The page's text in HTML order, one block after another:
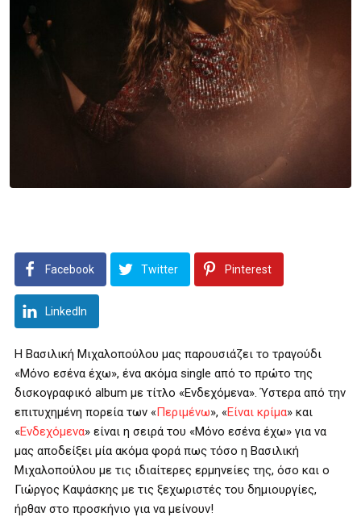
Facebook Twitter Pinterest
LinkedIn
Η Βασιλική Μιχαλοπούλου μας παρουσιάζει το τραγούδι
«Μόνο εσένα έχω», ένα ακόμα single από το πρώτο της
δισκογραφικό album με τίτλο «Ενδεχόμενα». Ύστερα από την
επιτυχημένη πορεία των «Περιμένω», «Είναι κρίμα» και
«Ενδεχόμενα» είναι η σειρά του «Μόνο εσένα έχω» για να
μας αποδείξει μία ακόμα φορά πως τόσο η Βασιλική
Μιχαλοπούλου με τις ιδιαίτερες ερμηνείες της, όσο και ο
Γιώργος Καψάσκης με τις ξεχωριστές του δημιουργίες,
ήρθαν στο προσκήνιο για να μείνουν!